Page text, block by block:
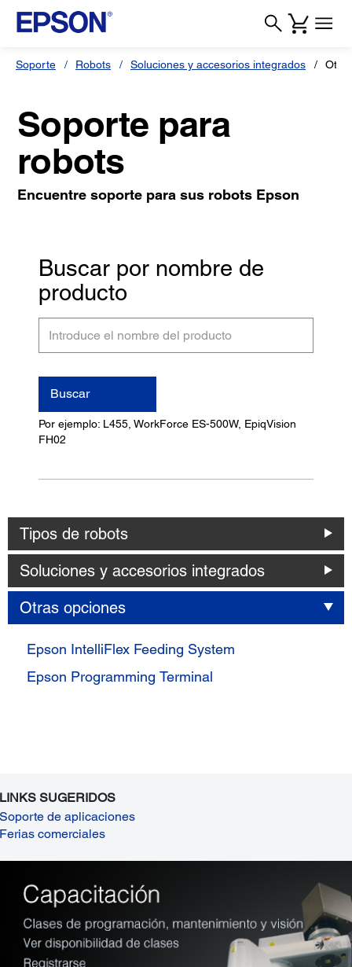
Soporte Robots Soluciones y accesorios integrados
Soporte para
robots
Encuentre soporte para sus robots Epson
Buscar por nombre de
producto
del
producto
Buscar
Por ejemplo: L455, WorkForce ES-500W, EpiqVision
FH02
Tipos de robots
Soluciones y accesorios integrados
Otras opciones
Epson IntelliFlex Feeding System
Epson Programming Terminal
LINKS SUGERIDOS
Soporte de aplicaciones
Ferias comerciales